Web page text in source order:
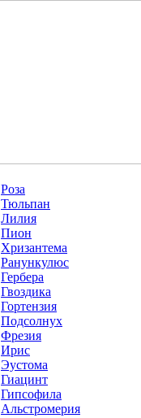
Роза
Тюльпан
Лилия
Пион
Хризантема
Ранункулюс
Гербера
Гвоздика
Гортензия
Подсолнух
Фрезия
Ирис
Эустома
Гиацинт
Гипсофила
Альстромерия